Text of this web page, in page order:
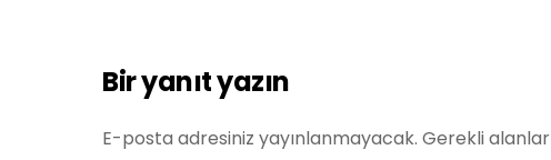
Bir yanıt yazın
E-posta adresiniz yayınlanmayacak. Gerekli alanlar